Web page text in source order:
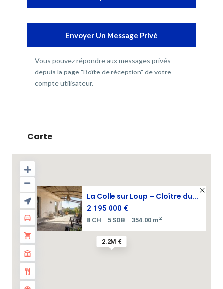
Vous pouvez répondre aux messages privés
depuis la page "Boîte de réception" de votre
compte utilisateur.
Carte
2.2M €
La Colle sur Loup – Cloître du...
2 195 000 €
8 CH 5 SDB 354.00 m2